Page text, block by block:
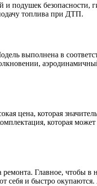
подушек безопасности,
топлива при ДТП.
выполнена в
цена, которая
которая
Главное, чтобы
себя и быстро